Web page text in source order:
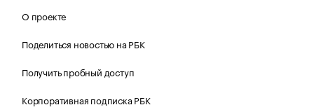
О проекте
Поделиться новостью на РБК
Получить пробный доступ
Корпоративная подписка РБК